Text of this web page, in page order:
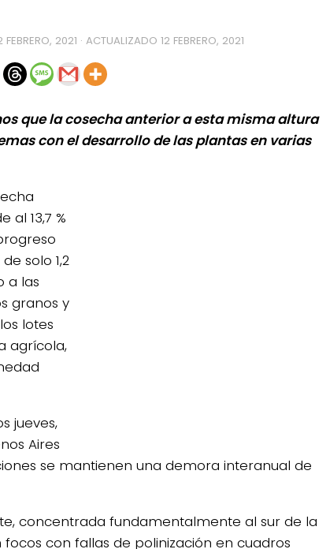
FEBRERO, 2021 · ACTUALIZADO 12 FEBRERO, 2021
que la cosecha anterior a esta misma altura
con el desarrollo de las plantas en varias
al 13,7 %
solo 1,2
a las
granos y
lotes
agrícola,
jueves,
Aires
se mantienen una demora interanual de
concentrada fundamentalmente al sur de la
con fallas de polinización en cuadros